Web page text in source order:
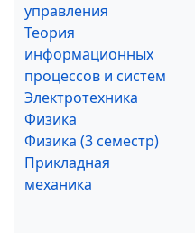
управления
Теория
информационных
процессов и систем
Электротехника
Физика
Физика (3 семестр)
Прикладная
механика